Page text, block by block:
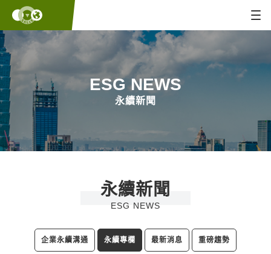
ESG NEWS
永續新聞
永續新聞
ESG NEWS
企業永續溝通 永續專欄 最新消息 重磅趨勢